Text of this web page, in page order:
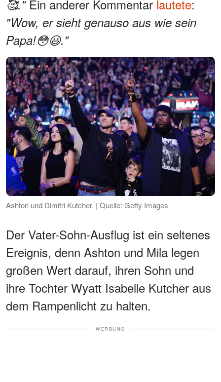
🥰." Ein anderer Kommentar lautete:
"Wow, er sieht genauso aus wie sein
Papa!😳😃."
Ashton und Dimitri Kutcher. | Quelle: Getty Images
Der Vater-Sohn-Ausflug ist ein seltenes
Ereignis, denn Ashton und Mila legen
großen Wert darauf, ihren Sohn und
ihre Tochter Wyatt Isabelle Kutcher aus
dem Rampenlicht zu halten.
WERBUNG